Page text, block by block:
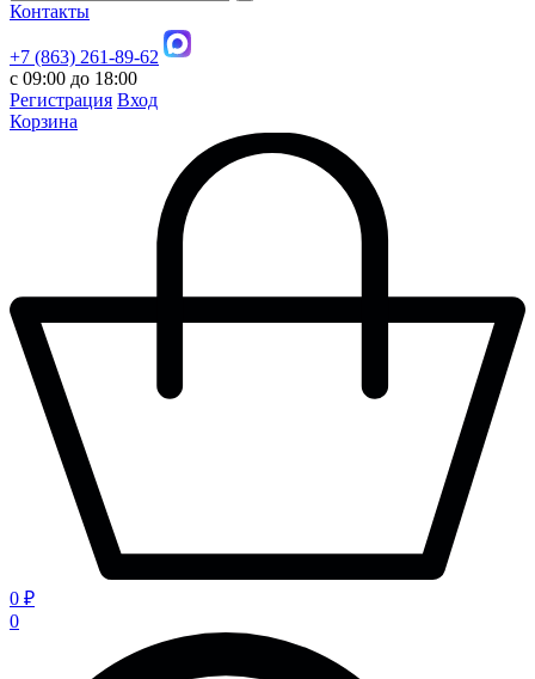
Контакты
+7 (863) 261-89-62
с 09:00 до 18:00
Регистрация Вход
Корзина
0 ₽
0